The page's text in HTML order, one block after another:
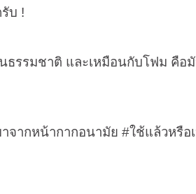
บ !
ธรรมชาติ และเหมือนกับโฟม คือ
กหน้ากากอนามัย #ใช้แล้วหรือ